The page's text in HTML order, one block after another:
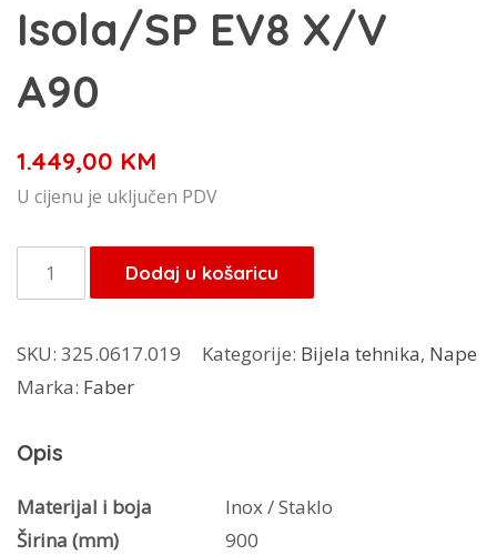
Isola/SP EV8 X/V
A90
1.449,00 KM
U cijenu je uključen PDV
Faber
napa
Isola/SP
EV8
A90
količina
Dodaj u košaricu
SKU: 325.0617.019 Kategorije: Bijela tehnika, Nape
Marka: Faber
Opis
Materijal i boja
Inox / Staklo
Širina (mm)
900